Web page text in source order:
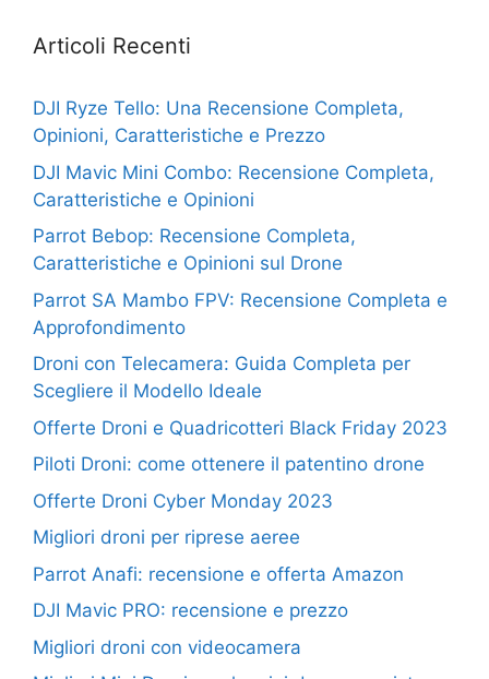
Articoli Recenti
DJI Ryze Tello: Una Recensione Completa,
Opinioni, Caratteristiche e Prezzo
DJI Mavic Mini Combo: Recensione Completa,
Caratteristiche e Opinioni
Parrot Bebop: Recensione Completa,
Caratteristiche e Opinioni sul Drone
Parrot SA Mambo FPV: Recensione Completa e
Approfondimento
Droni con Telecamera: Guida Completa per
Scegliere il Modello Ideale
Offerte Droni e Quadricotteri Black Friday 2023
Piloti Droni: come ottenere il patentino drone
Offerte Droni Cyber Monday 2023
Migliori droni per riprese aeree
Parrot Anafi: recensione e offerta Amazon
DJI Mavic PRO: recensione e prezzo
Migliori droni con videocamera